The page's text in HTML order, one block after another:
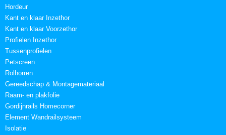
Hordeur
Kant en klaar Inzethor
Kant en klaar Voorzethor
Profielen Inzethor
Tussenprofielen
Petscreen
Rolhorren
Gereedschap & Montagemateriaal
Raam- en plakfolie
Gordijnrails Homecorner
Element Wandrailsysteem
Isolatie